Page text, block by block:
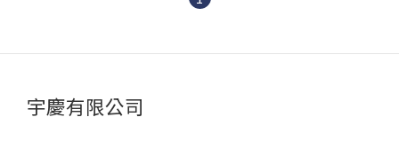
宇慶有限公司